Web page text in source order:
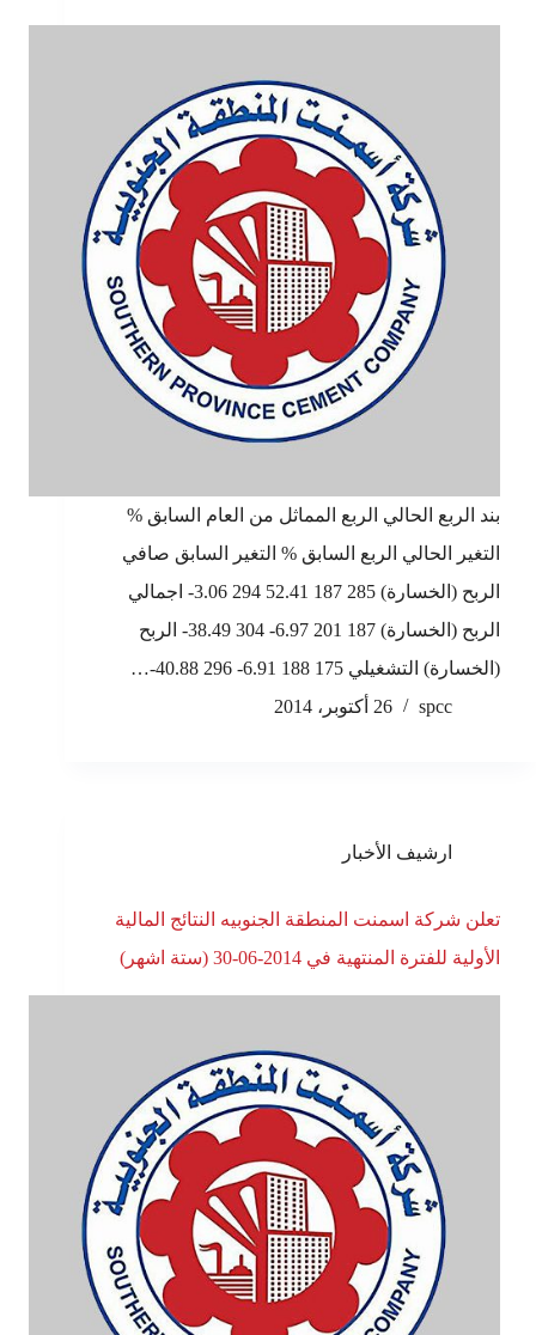
بند الربع الحالي الربع المماثل من العام السابق %
التغير الحالي الربع السابق % التغير السابق صافي
الربح (الخسارة) 285 187 52.41 294 3.06- اجمالي
الربح (الخسارة) 187 201 6.97- 304 38.49- الربح
(الخسارة) التشغيلي 175 188 6.91- 296 40.88-…
spcc
26 أكتوبر، 2014
ارشيف الأخبار
تعلن شركة اسمنت المنطقة الجنوبيه النتائج المالية
الأولية للفترة المنتهية في 2014-06-30 (ستة اشهر)